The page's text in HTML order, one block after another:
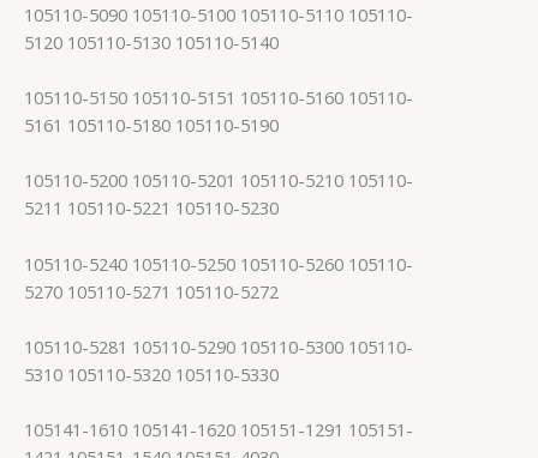
105110-5090 105110-5100 105110-5110 105110-
5120 105110-5130 105110-5140
105110-5150 105110-5151 105110-5160 105110-
5161 105110-5180 105110-5190
105110-5200 105110-5201 105110-5210 105110-
5211 105110-5221 105110-5230
105110-5240 105110-5250 105110-5260 105110-
5270 105110-5271 105110-5272
105110-5281 105110-5290 105110-5300 105110-
5310 105110-5320 105110-5330
105141-1610 105141-1620 105151-1291 105151-